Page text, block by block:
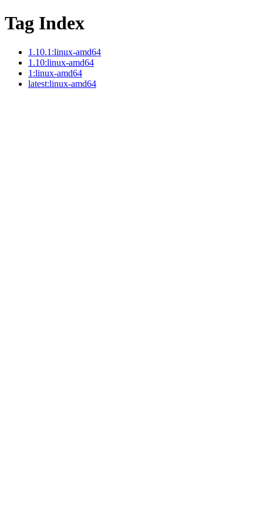
Tag Index
1.10.1:linux-amd64
1.10:linux-amd64
1:linux-amd64
latest:linux-amd64